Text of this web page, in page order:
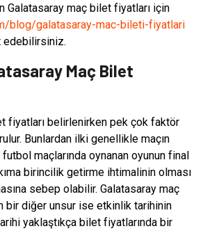
Galatasaray maç bilet fiyatları için
blog/galatasaray-mac-bileti-fiyatlari
edebilirsiniz.
Maç Bilet
fiyatları belirlenirken pek çok faktör
Bunlardan ilki genellikle maçın
maçlarında oynanan oyunun final
birincilik getirme ihtimalinin olması
sebep olabilir. Galatasaray maç
bir diğer unsur ise etkinlik tarihinin
yaklaştıkça bilet fiyatlarında bir